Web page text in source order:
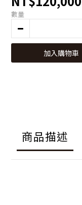
數量
加入購物車
商品描述